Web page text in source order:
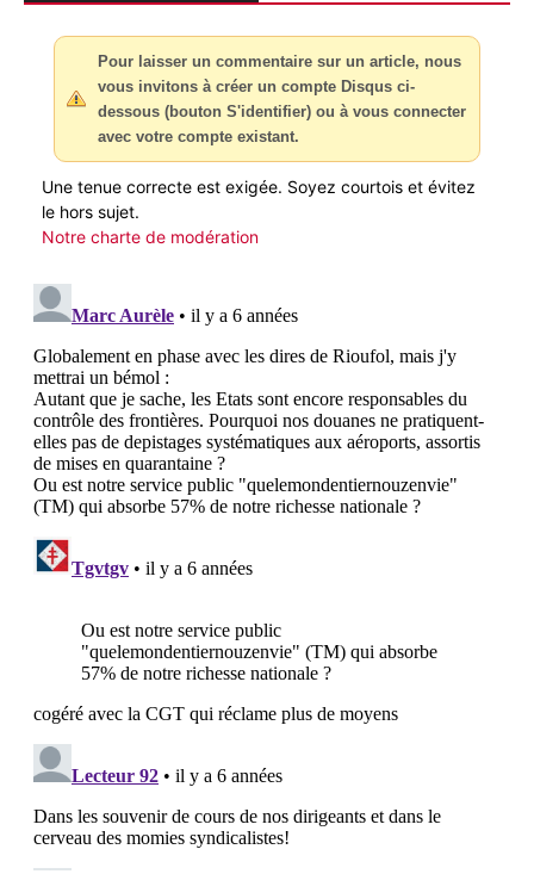
Pour laisser un commentaire sur un article, nous
vous invitons à créer un compte Disqus ci-
dessous (bouton S'identifier) ou à vous connecter
avec votre compte existant.
Une tenue correcte est exigée. Soyez courtois et évitez
le hors sujet.
Notre charte de modération